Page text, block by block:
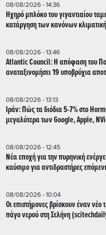
08/08/2026 - 14:36
Ηχηρό μπλόκο του γιγαντιαίου
κατάργηση των κανόνων
08/08/2026 - 13:46
Atlantic Council: Η απόφαση του
αναταξινομήσει 19 υποβρύχια
08/08/2026 - 13:13
Ιράν: Πώς τα διόδια 5-7% στο
μεγαλύτερα των Google, Apple,
08/08/2026 - 12:45
Νέα εποχή για την πυρηνική
καύσιμο για αντιδραστήρες
08/08/2026 - 10:04
Οι επιστήμονες βρίσκουν έναν
πάγο νερού στη Σελήνη